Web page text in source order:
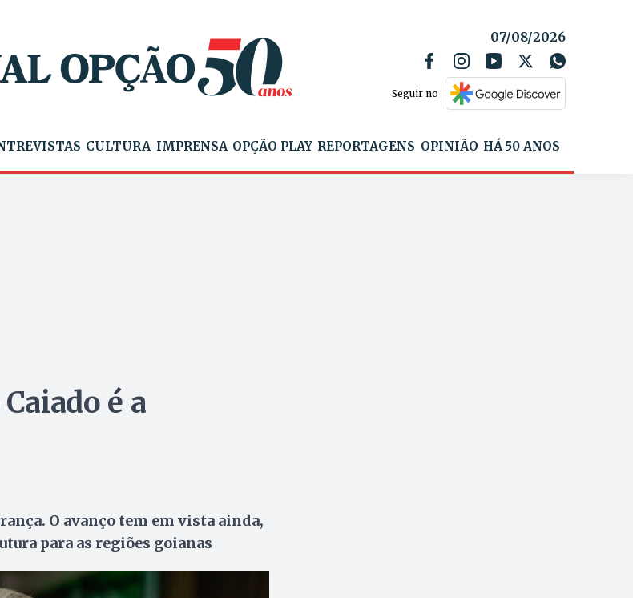
07/08/2026
Seguir no
CULTURA IMPRENSA OPÇÃO PLAY REPORTAGENS OPINIÃO HÁ 50 ANOS
é a
O avanço tem em vista ainda,
para as regiões goianas